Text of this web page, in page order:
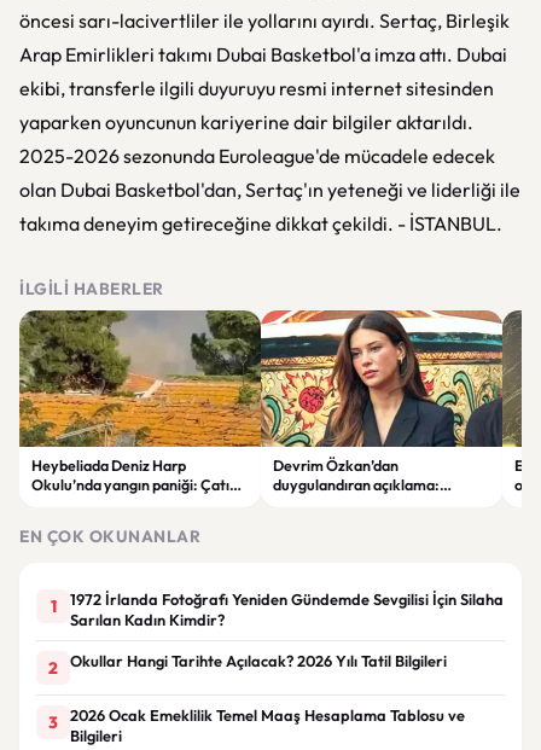
öncesi sarı-lacivertliler ile yollarını ayırdı. Sertaç, Birleşik
Arap Emirlikleri takımı Dubai Basketbol'a imza attı. Dubai
ekibi, transferle ilgili duyuruyu resmi internet sitesinden
yaparken oyuncunun kariyerine dair bilgiler aktarıldı.
2025-2026 sezonunda Euroleague'de mücadele edecek
olan Dubai Basketbol'dan, Sertaç'ın yeteneği ve liderliği ile
takıma deneyim getireceğine dikkat çekildi. - İSTANBUL.
İLGILI HABERLER
Heybeliada Deniz Harp
Okulu’nda yangın paniği: Çatıda
Devrim Özkan’dan
duygulandıran açıklama:
EN ÇOK OKUNANLAR
1
1972 İrlanda Fotoğrafı Yeniden Gündemde Sevgilisi İçin Silaha
Sarılan Kadın Kimdir?
2 Okullar Hangi Tarihte Açılacak? 2026 Yılı Tatil Bilgileri
3
2026 Ocak Emeklilik Temel Maaş Hesaplama Tablosu ve
Bilgileri